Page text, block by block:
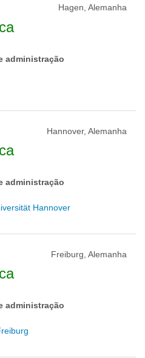
Hagen, Alemanha
administração
Hannover, Alemanha
administração
Hannover
Freiburg, Alemanha
administração